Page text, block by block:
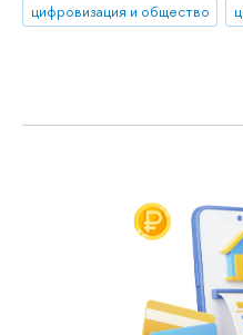
цифровизация и общество